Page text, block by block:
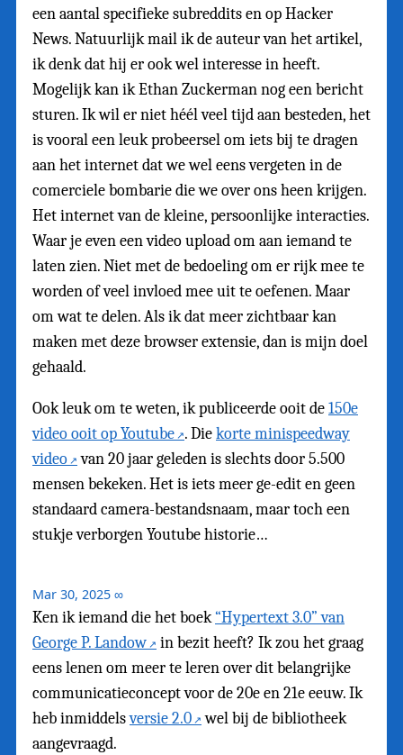
een aantal specifieke subreddits en op Hacker
News. Natuurlijk mail ik de auteur van het artikel,
ik denk dat hij er ook wel interesse in heeft.
Mogelijk kan ik Ethan Zuckerman nog een bericht
sturen. Ik wil er niet héél veel tijd aan besteden, het
is vooral een leuk probeersel om iets bij te dragen
aan het internet dat we wel eens vergeten in de
comerciele bombarie die we over ons heen krijgen.
Het internet van de kleine, persoonlijke interacties.
Waar je even een video upload om aan iemand te
laten zien. Niet met de bedoeling om er rijk mee te
worden of veel invloed mee uit te oefenen. Maar
om wat te delen. Als ik dat meer zichtbaar kan
maken met deze browser extensie, dan is mijn doel
gehaald.
Ook leuk om te weten, ik publiceerde ooit de150e
video ooit op Youtube . Diekorte minispeedway
video
van 20 jaar geleden is slechts door 5.500
mensen bekeken. Het is iets meer ge-edit en geen
standaard camera-bestandsnaam, maar toch een
stukje verborgen Youtube historie…
Mar 30, 2025 ∞
Ken ik iemand die het boek“Hypertext 3.0” van
George P. Landow
in bezit heeft? Ik zou het graag
eens lenen om meer te leren over dit belangrijke
communicatieconcept voor de 20e en 21e eeuw. Ik
heb inmiddelsversie 2.0
wel bij de bibliotheek
aangevraagd.